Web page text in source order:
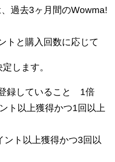
過去3ヶ月間のWowma!
トと購入回数に応じて
します。
録していること 1倍
ト以上獲得かつ1回以上
ト以上獲得かつ3回以